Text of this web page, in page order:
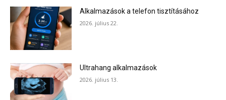
Alkalmazások a telefon tisztításához
2026. július 22.
Ultrahang alkalmazások
2026. július 13.